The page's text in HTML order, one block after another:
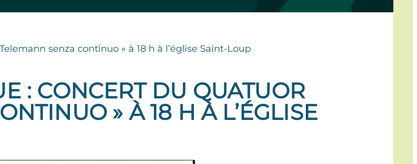
senza continuo » à 18 h à l’église Saint-Loup
: CONCERT DU QUATUOR
» À 18 H À L’ÉGLISE